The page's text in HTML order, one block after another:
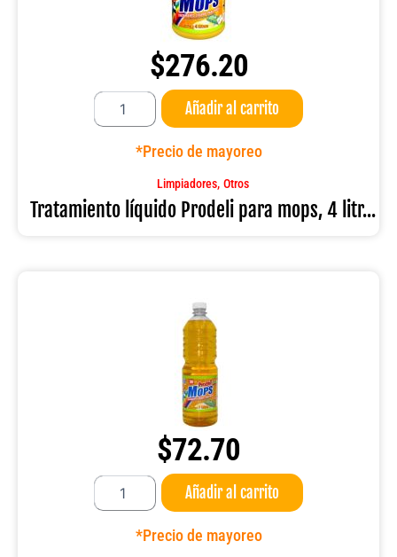
$276.20
Tratamiento
líquido
Prodeli
litros
cantidad
Añadir al carrito
*Precio de mayoreo
Limpiadores, Otros
Tratamiento líquido Prodeli para mops, 4 litr...
$72.70
Tratamiento
líquido
Prodeli
Añadir al carrito
*Precio de mayoreo